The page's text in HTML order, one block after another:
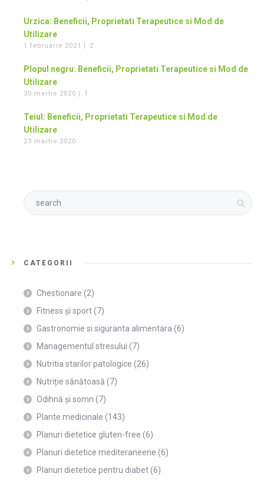
Urzica: Beneficii, Proprietati Terapeutice si Mod de
Utilizare
1 februarie 2021 | 2
Plopul negru: Beneficii, Proprietati Terapeutice si Mod de
Utilizare
30 martie 2020 | 1
Teiul: Beneficii, Proprietati Terapeutice si Mod de
Utilizare
23 martie 2020
CATEGORII
Chestionare (2)
Fitness și sport(7)
Gastronomie si siguranta alimentara (6)
Managementul stresului (7)
Nutritia starilor patologice (26)
Nutriție sănătoasă (7)
Odihnă și somn (7)
Plante medicinale (143)
Planuri dietetice gluten-free (6)
Planuri dietetice mediteraneene (6)
Planuri dietetice pentru diabet(6)